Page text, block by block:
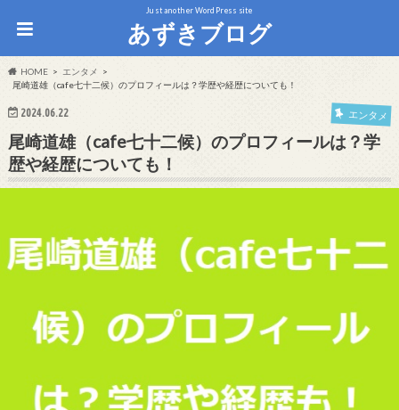
Just another WordPress site
あずきブログ
HOME
エンタメ
尾崎道雄（cafe七十二候）のプロフィールは？学歴や経歴についても！
2024.06.22 エンタメ
尾崎道雄（cafe七十二候）のプロフィールは？学
歴や経歴についても！